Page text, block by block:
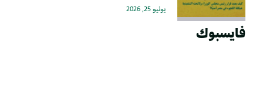
يونيو 25, 2026
فايسبوك